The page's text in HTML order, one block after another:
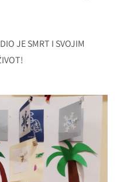
JE SMRT I SVOJIM